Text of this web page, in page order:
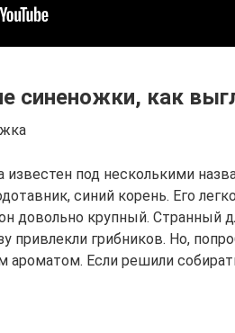
синеножки, как
под несколькими
синий корень. Его
он довольно крупный. Странный
привлекли грибников. Но,
Если решили